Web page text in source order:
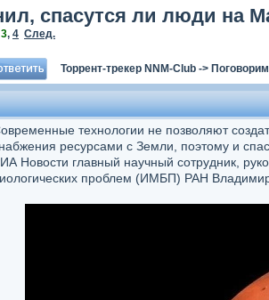
спасутся ли люди на
3, 4 След.
Торрент-трекер NNM-Club -> Поговорим
технологии не позволяют
ресурсами с Земли, поэтому и
Новости главный научный сотрудник,
проблем (ИМБП) РАН